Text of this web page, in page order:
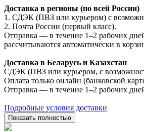
Доставка в регионы (по всей России)
1. СДЭК (ПВЗ или курьером) с
2. Почта России (первый класс).
Отправка — в течение 1–2 рабочих
рассчитываются автоматически в
Доставка в Беларусь и Казахстан
СДЭК (ПВЗ или курьером, с
Оплата только онлайн (банковской
Отправка — в течение 1–2 рабочих
Подробные условия доставки
Показать полностью